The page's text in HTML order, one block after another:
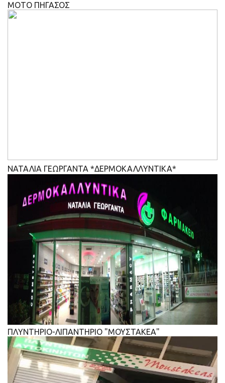
ΜΟΤΟ ΠΗΓΑΣΟΣ
ΝΑΤΑΛΙΑ ΓΕΩΡΓΑΝΤΑ *ΔΕΡΜΟΚΑΛΛΥΝΤΙΚΑ*
ΠΛΥΝΤΗΡΙΟ-ΛΙΠΑΝΤΗΡΙΟ "ΜΟΥΣΤΑΚΕΑ"